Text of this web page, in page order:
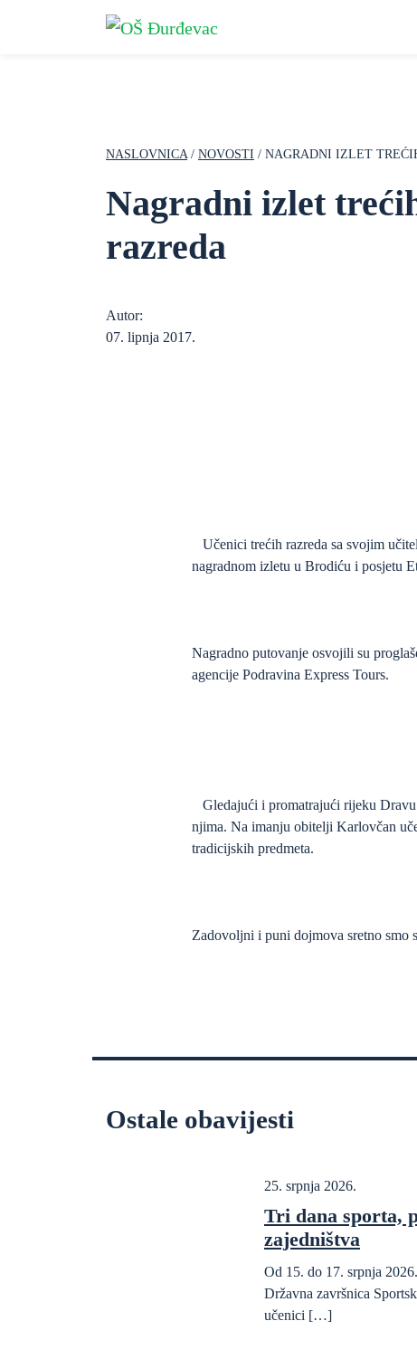
NASLOVNICA / NOVOSTI / NAGRADNI IZLET
Nagradni izlet
razreda
Autor:
07. lipnja 2017.
Učenici trećih razreda sa svojim
nagradnom izletu u Brodiću i posjetu
Nagradno putovanje osvojili su
agencije Podravina Express Tours.
Gledajući i promatrajući rijeku
njima. Na imanju obitelji Karlovčan
tradicijskih predmeta.
Zadovoljni i puni dojmova sretno smo
Ostale obavijesti
25. srpnja 2026.
Tri dana sporta,
zajedništva
Od 15. do 17. srpnja
Državna završnica
učenici […]